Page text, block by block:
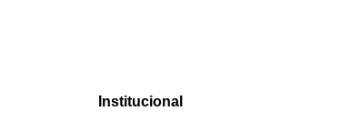
Institucional